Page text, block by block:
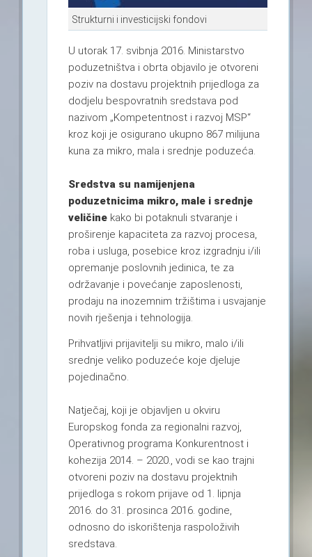
Strukturni i investicijski fondovi
U utorak 17. svibnja 2016. Ministarstvo
poduzetništva i obrta objavilo je otvoreni
poziv na dostavu projektnih prijedloga za
dodjelu bespovratnih sredstava pod
nazivom „Kompetentnost i razvoj MSP“
kroz koji je osigurano ukupno 867 milijuna
kuna za mikro, mala i srednje poduzeća.
Sredstva su namijenjena
poduzetnicima mikro, male i srednje
veličinekako bi potaknuli stvaranje i
proširenje kapaciteta za razvoj procesa,
roba i usluga, posebice kroz izgradnju i/ili
opremanje poslovnih jedinica, te za
održavanje i povećanje zaposlenosti,
prodaju na inozemnim tržištima i usvajanje
novih rješenja i tehnologija.
Prihvatljivi prijavitelji su mikro, malo i/ili
srednje veliko poduzeće koje djeluje
pojedinačno.
Natječaj, koji je objavljen u okviru
Europskog fonda za regionalni razvoj,
Operativnog programa Konkurentnost i
kohezija 2014. – 2020., vodi se kao trajni
otvoreni poziv na dostavu projektnih
prijedloga s rokom prijave od 1. lipnja
2016. do 31. prosinca 2016. godine,
odnosno do iskorištenja raspoloživih
sredstava.